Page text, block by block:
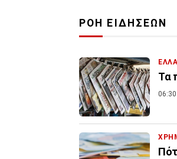
ΡΟΗ ΕΙΔΗΣΕΩΝ
Τα
06:30